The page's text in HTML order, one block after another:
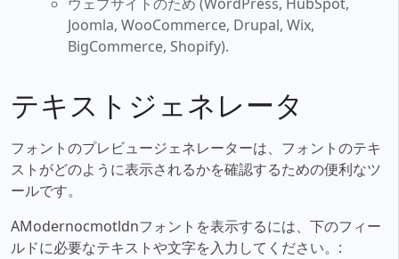
ウェブサイトのため (WordPress, HubSpot,
Joomla, WooCommerce, Drupal, Wix,
BigCommerce, Shopify).
テキストジェネレータ
フォントのプレビュージェネレーターは、フォントのテキ
ストがどのように表示されるかを確認するための便利なツ
ールです。
AModernocmotldnフォントを表示するには、下のフィー
ルドに必要なテキストや文字を入力してください。: